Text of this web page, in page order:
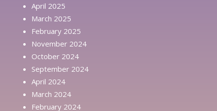
April 2025
March 2025
February 2025
November 2024
October 2024
September 2024
April 2024
March 2024
February 2024